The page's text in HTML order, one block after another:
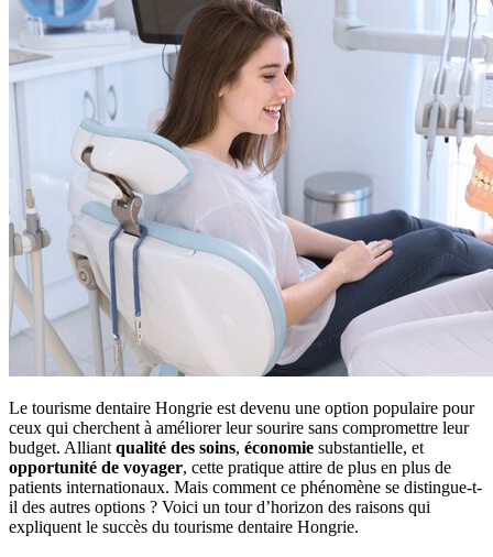
Le tourisme dentaire Hongrie est devenu une option populaire pour
ceux qui cherchent à améliorer leur sourire sans compromettre leur
budget. Alliant qualité des soins, économie substantielle, et
opportunité de voyager, cette pratique attire de plus en plus de
patients internationaux. Mais comment ce phénomène se distingue-t-
il des autres options ? Voici un tour d’horizon des raisons qui
expliquent le succès du tourisme dentaire Hongrie.